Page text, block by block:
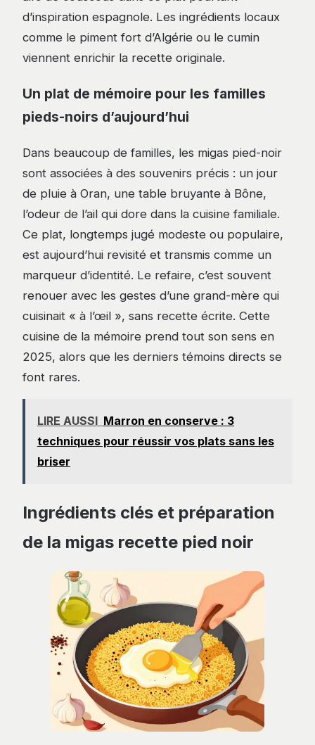
d’inspiration espagnole. Les ingrédients locaux
comme le piment fort d’Algérie ou le cumin
viennent enrichir la recette originale.
Un plat de mémoire pour les familles
pieds-noirs d’aujourd’hui
Dans beaucoup de familles, les migas pied-noir
sont associées à des souvenirs précis : un jour
de pluie à Oran, une table bruyante à Bône,
l’odeur de l’ail qui dore dans la cuisine familiale.
Ce plat, longtemps jugé modeste ou populaire,
est aujourd’hui revisité et transmis comme un
marqueur d’identité. Le refaire, c’est souvent
renouer avec les gestes d’une grand-mère qui
cuisinait « à l’œil », sans recette écrite. Cette
cuisine de la mémoire prend tout son sens en
2025, alors que les derniers témoins directs se
font rares.
LIRE AUSSI Marron en conserve : 3
techniques pour réussir vos plats sans les
briser
Ingrédients clés et préparation
de la migas recette pied noir